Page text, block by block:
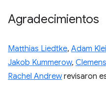
Agradecimientos
Matthias Liedtke, Adam
Jakob Kummerow,
Rachel Andrewrevisaron